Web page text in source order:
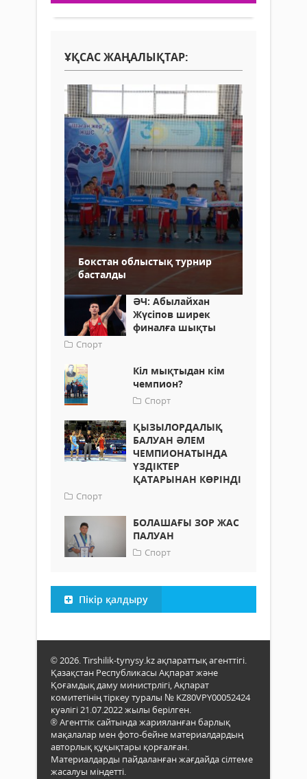
ҰҚСАС ЖАҢАЛЫҚТАР:
Бокстан облыстық турнир
басталды
ӘЧ: Абылайхан
Жүсіпов ширек
финалға шықты
Спорт
Кіл мықтыдан кім
чемпион?
Спорт
ҚЫЗЫЛОРДАЛЫҚ
БАЛУАН ӘЛЕМ
ЧЕМПИОНАТЫНДА
ҮЗДІКТЕР
ҚАТАРЫНАН КӨРІНДІ
Спорт
БОЛАШАҒЫ ЗОР ЖАС
ПАЛУАН
Спорт
Пікір қалдыру
© 2026. Tirshilik-tynysy.kz ақпараттық агенттігі.
Қазақстан Республикасы Ақпарат және
Қоғамдық даму министрлігі, Ақпарат
комитетінің тіркеу туралы № KZ80VPY00052424
куәлігі 21.07.2022 жылы берілген.
® Агенттік сайтында жарияланған барлық
мақалалар мен фото-бейне материалдардың
авторлық құқықтары қорғалған.
Материалдарды пайдаланған жағдайда сілтеме
жасалуы міндетті.